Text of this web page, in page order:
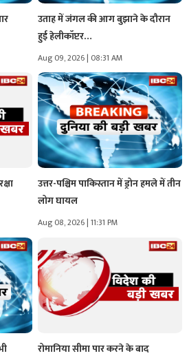
उताह में जंगल की आग बुझाने के दौरान
हुई हेलीकॉप्टर…
Aug 09, 2026 | 08:31 AM
उत्तर-पश्चिम पाकिस्तान में ड्रोन हमले में तीन
लोग घायल
Aug 08, 2026 | 11:31 PM
रोमानिया सीमा पार करने के बाद